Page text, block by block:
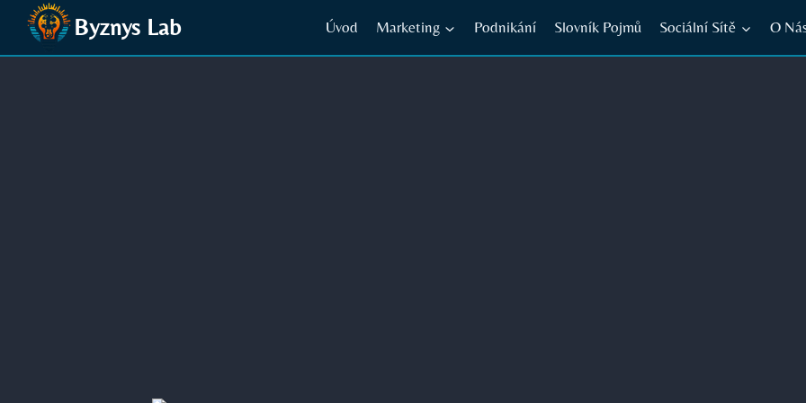
Přeskočit
obsah
Byznys Lab Úvod Marketing Podnikání Slovník Pojmů Sociální Sítě O